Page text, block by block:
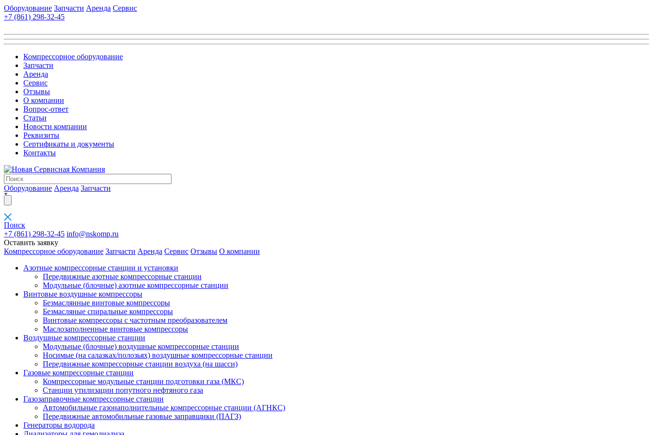
Оборудование Запчасти Аренда Сервис
+7 (861) 298-32-45
Компрессорное оборудование
Запчасти
Аренда
Сервис
Отзывы
О компании
Вопрос-ответ
Статьи
Новости компании
Реквизиты
Сертификаты и документы
Контакты
Оборудование Аренда Запчасти
Поиск
+7 (861) 298-32-45 info@nskomp.ru
Оставить заявку
Компрессорное оборудование Запчасти Аренда Сервис Отзывы О компании
Азотные компрессорные станции и установки
Передвижные азотные компрессорные станции
Модульные (блочные) азотные компрессорные станции
Винтовые воздушные компрессоры
Безмаслянные винтовые компрессоры
Безмасляные спиральные компрессоры
Винтовые компрессоры с частотным преобразователем
Маслозаполненные винтовые компрессоры
Воздушные компрессорные станции
Модульные (блочные) воздушные компрессорные станции
Носимые (на салазках/полозьях) воздушные компрессорные станции
Передвижные компрессорные станции воздуха (на шасси)
Газовые компрессорные станции
Компрессорные модульные станции подготовки газа (МКС)
Станции утилизации попутного нефтяного газа
Газозаправочные компрессорные станции
Автомобильные газонаполнительные компрессорные станции (АГНКС)
Передвижные автомобильные газовые заправщики (ПАГЗ)
Генераторы водорода